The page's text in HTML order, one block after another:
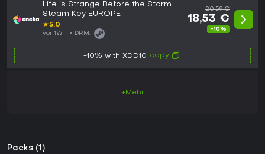
Life is Strange Before the Storm
Steam Key EUROPE
★5.0
vor 1W DRM:
20,59 €
18,53 €
-10%
-10% with XDD10 copy
+Mehr
Packs (1)